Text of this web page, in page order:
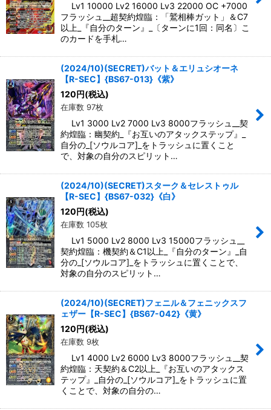
Lv1 10000 Lv2 16000 Lv3 22000 OC +7000
フラッシュ__超契約煌臨：「鷲相棒ガット」＆C7
以上_『自分のターン』_〔ターンに1回：同名〕こ
のカードを手札…
(2024/10)(SECRET)バット＆エリュシオーネ
【R-SEC】{BS67-013}《紫》
120円(税込)
在庫数 97枚
Lv1 3000 Lv2 7000 Lv3 8000フラッシュ__契
約煌臨：幽契約_『お互いのアタックステップ』_
自分の_[ソウルコア]_をトラッシュに置くこと
で、対象の自分のスピリット…
(2024/10)(SECRET)スターク＆セレストゥル
【R-SEC】{BS67-032}《白》
120円(税込)
在庫数 105枚
Lv1 5000 Lv2 8000 Lv3 15000フラッシュ__
契約煌臨：機契約＆C1以上_『自分のターン』_自
分の_[ソウルコア]_をトラッシュに置くことで、
対象の自分のスピリット…
(2024/10)(SECRET)フェニル＆フェニックスフ
ェザー【R-SEC】{BS67-042}《黄》
120円(税込)
在庫数 9枚
Lv1 4000 Lv2 6000 Lv3 8000フラッシュ__契
約煌臨：天契約＆C2以上_『お互いのアタックス
テップ』_自分の_[ソウルコア]_をトラッシュに置
くことで、対象の自分の…